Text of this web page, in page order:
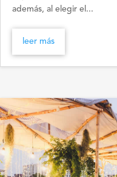
además, al elegir el...
leer más